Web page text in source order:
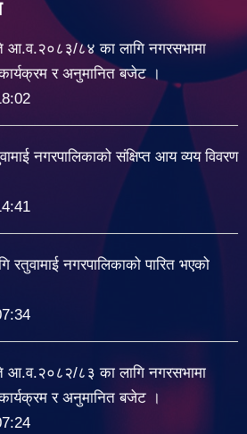
८४ का लागि नगरसभामा
र अनुमानित बजेट ।
नगरपालिकाको संक्षिप्त आय व्यय विवरण
नगरपालिकाको पारित भएको
८३ का लागि नगरसभामा
र अनुमानित बजेट ।